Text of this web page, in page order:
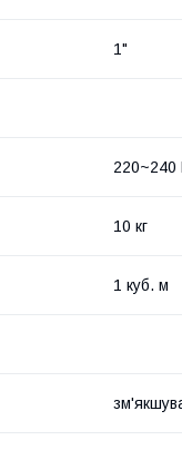
1"
220~240
10 кг
1 куб. м